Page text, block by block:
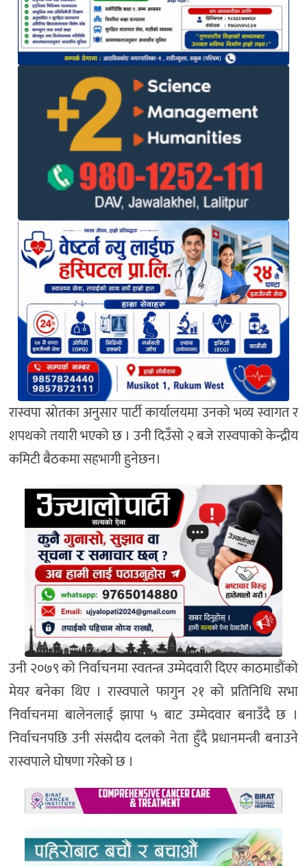
रास्वपा स्रोतका अनुसार पार्टी कार्यालयमा उनको भव्य स्वागत र
शपथको तयारी भएको छ । उनी दिउँसो २ बजे रास्वपाको केन्द्रीय
कमिटी बैठकमा सहभागी हुनेछन।
उनी २०७९ को निर्वाचनमा स्वतन्त्र उम्मेदवारी दिएर काठमाडौंको
मेयर बनेका थिए । रास्वपाले फागुन २१ को प्रतिनिधि सभा
निर्वाचनमा बालेनलाई झापा ५ बाट उम्मेदवार बनाउँदै छ ।
निर्वाचनपछि उनी संसदीय दलको नेता हुँदै प्रधानमन्त्री बनाउने
रास्वपाले घोषणा गरेको छ ।